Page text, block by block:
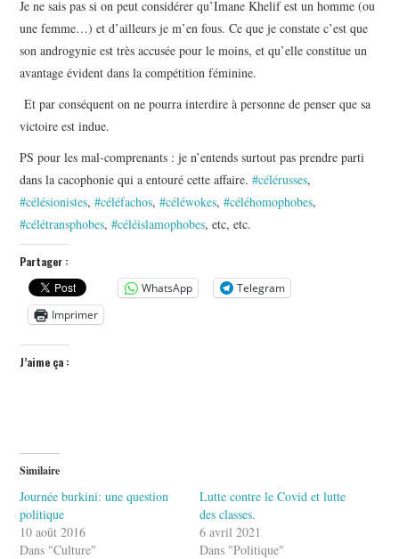
Je ne sais pas si on peut considérer qu’Imane Khelif est un homme (ou
une femme…) et d’ailleurs je m’en fous. Ce que je constate c’est que
son androgynie est très accusée pour le moins, et qu’elle constitue un
avantage évident dans la compétition féminine.
Et par conséquent on ne pourra interdire à personne de penser que sa
victoire est indue.
PS pour les mal-comprenants : je n’entends surtout pas prendre parti
dans la cacophonie qui a entouré cette affaire.#célérusses,
#célésionistes,#céléfachos,#céléwokes,#céléhomophobes,
#célétransphobes,#céléislamophobes, etc, etc.
Partager :
WhatsApp
Telegram
Imprimer
J’aime ça :
Similaire
Journée burkini: une question
politique
10 août 2016
Dans "Culture"
Lutte contre le Covid et lutte
des classes.
6 avril 2021
Dans "Politique"